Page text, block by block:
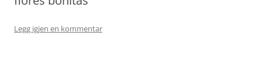
Legg igjen en kommentar